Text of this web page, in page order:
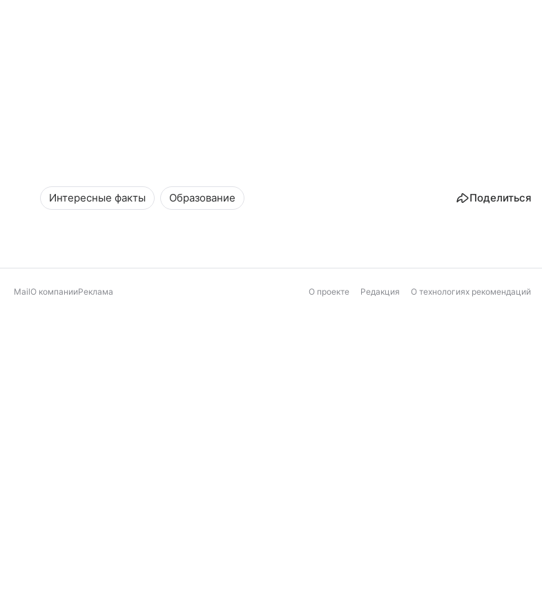
Интересные факты Образование Поделиться
MailО компанииРеклама О проекте Редакция О технологиях рекомендаций